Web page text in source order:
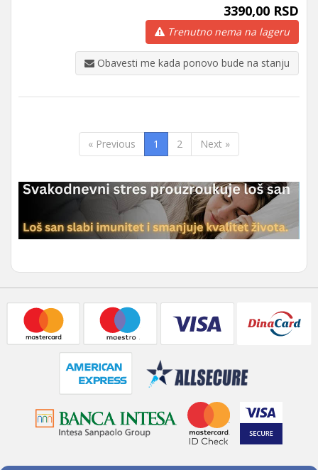
3390,00 RSD
Trenutno nema na lageru
Obavesti me kada ponovo bude na stanju
« Previous 1 2 Next »